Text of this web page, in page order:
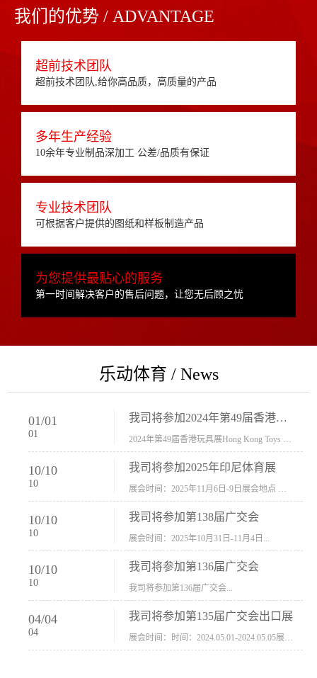
我们的优势 / ADVANTAGE
超前技术团队
超前技术团队,给你高品质，高质量的产品
多年生产经验
10余年专业制品深加工 公差/品质有保证
专业技术团队
可根据客户提供的图纸和样板制造产品
为您提供最贴心的服务
第一时间解决客户的售后问题，让您无后顾之忧
乐动体育 / News
01/01
01
我司将参加2024年第49届香港玩具展Hong Kong Toys & Games Fair 欢迎新···
10/10
10
我司将参加2025年印尼体育展
10/10
10
我司将参加第138届广交会
展会时间：2025年10月31日-11月4日...
10/10
10
我司将参加第136届广交会
我司将参加第136届广交会...
04/04
04
我司将参加第135届广交会出口展
展会时间：时间：2024.05.01-2024.05.05展会地址：中国进出口商品交易会展馆福建康莱宝公司展位号12.1G37-38、H11-12，浙江康莱宝展位号17.1B23-24、C19-20...